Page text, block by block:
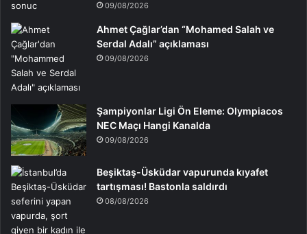
09/08/2026
Ahmet Çağlar’dan “Mohamed Salah ve
Serdal Adalı” açıklaması
09/08/2026
Şampiyonlar Ligi Ön Eleme: Olympiacos
NEC Maçı Hangi Kanalda
09/08/2026
Beşiktaş-Üsküdar vapurunda kıyafet
tartışması! Bastonla saldırdı
08/08/2026